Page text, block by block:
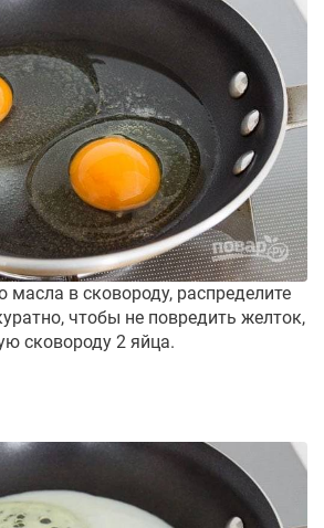
масла в сковороду, распределите
чтобы не повредить желток,
сковороду 2 яйца.